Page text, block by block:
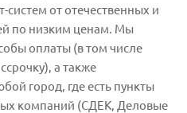
от отечественных и
по низким ценам. Мы
оплаты (в том числе
а также
город, где есть пункты
компаний (СДЕК, Деловые